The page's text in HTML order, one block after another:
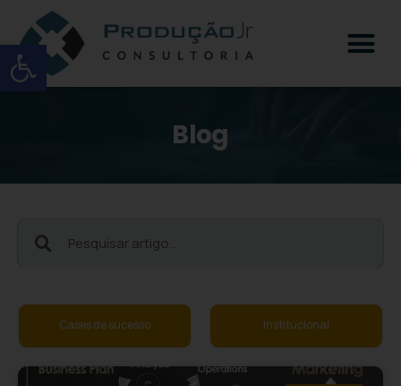
Open toolbar
Blog
Cases de sucesso Institucional